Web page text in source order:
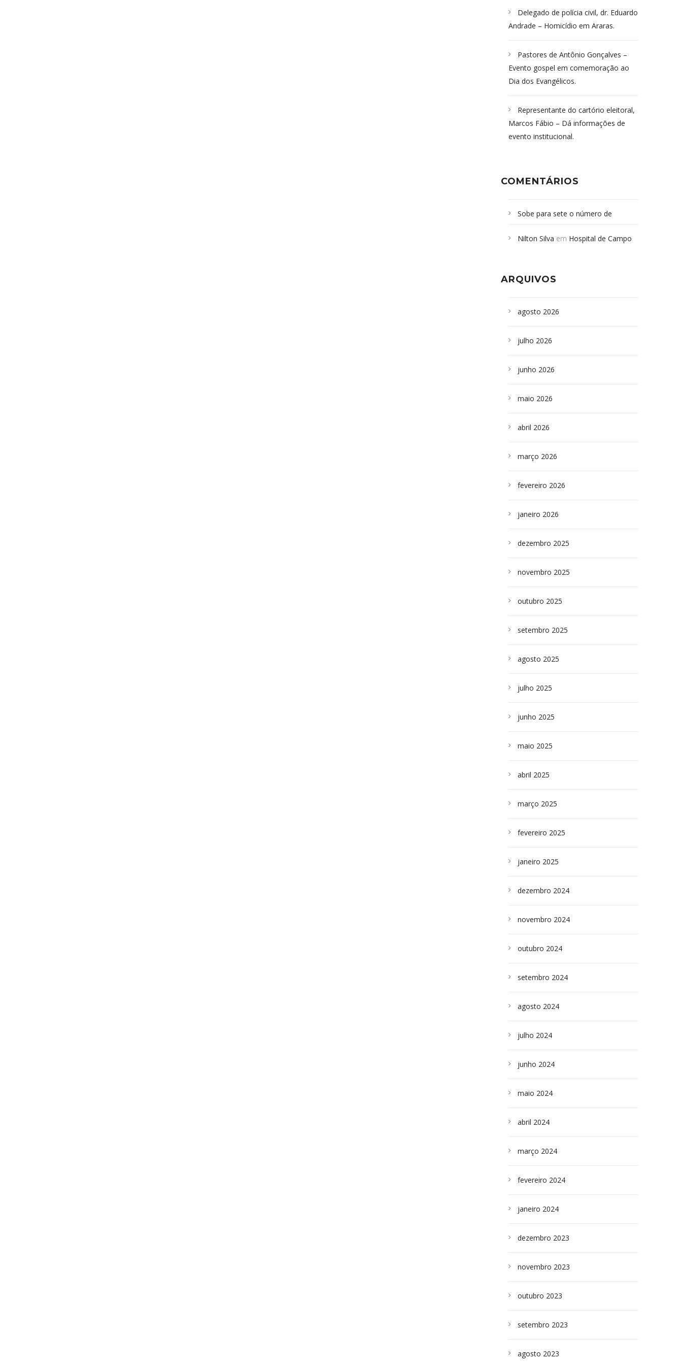
Delegado de polícia civil, dr. Eduardo
Andrade – Homicídio em Araras.
Pastores de Antônio Gonçalves –
Evento gospel em comemoração ao
Dia dos Evangélicos.
Representante do cartório eleitoral,
Marcos Fábio – Dá informações de
evento institucional.
COMENTÁRIOS
Sobe para sete o número de
desabamento em São Paulo - Revista
sepultados em SP
Nilton Silva em Hospital de Campo
ARQUIVOS
agosto 2026
julho 2026
junho 2026
maio 2026
abril 2026
março 2026
fevereiro 2026
janeiro 2026
dezembro 2025
novembro 2025
outubro 2025
setembro 2025
agosto 2025
julho 2025
junho 2025
maio 2025
abril 2025
março 2025
fevereiro 2025
janeiro 2025
dezembro 2024
novembro 2024
outubro 2024
setembro 2024
agosto 2024
julho 2024
junho 2024
maio 2024
abril 2024
março 2024
fevereiro 2024
janeiro 2024
dezembro 2023
novembro 2023
outubro 2023
setembro 2023
agosto 2023